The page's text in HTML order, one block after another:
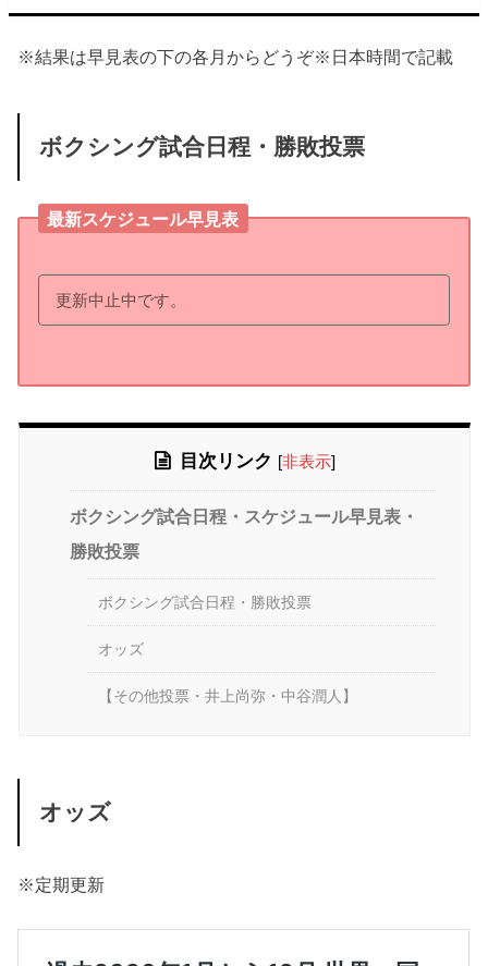
※結果は早見表の下の各月からどうぞ※日本時間で記載
ボクシング試合日程・勝敗投票
最新スケジュール早見表
更新中止中です。
目次リンク [非表示]
ボクシング試合日程・スケジュール早見表・
勝敗投票
ボクシング試合日程・勝敗投票
オッズ
【その他投票・井上尚弥・中谷潤人】
オッズ
※定期更新